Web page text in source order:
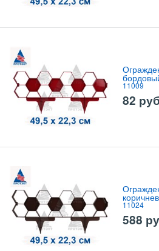
11009
82
11024
588